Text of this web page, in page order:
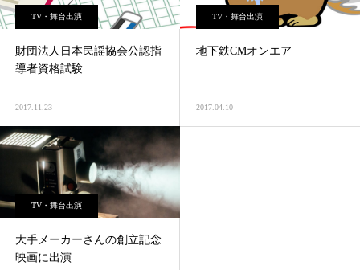
TV・舞台出演
財団法人日本民謡協会公認指
導者資格試験
2017.11.23
TV・舞台出演
地下鉄CMオンエア
2017.04.10
TV・舞台出演
大手メーカーさんの創立記念
映画に出演